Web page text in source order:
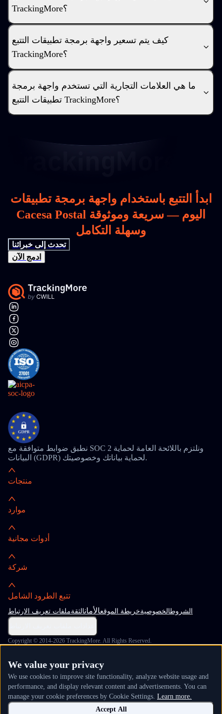
TrackingMore؟
كيف يتم تسعير واجهة برمجة تطبيقات التتبع
TrackingMore؟
ما هي العلامات التجارية التي تستخدم واجهة برمجة
تطبيقات التتبع TrackingMore؟
ابدأ التتبع باستخدام واجهة برمجة تطبيقات
Cacesa Postal اليوم — سريعة وموثوقة
وسهلة التكامل
تحدث إلى خبرائنا
ادمج الآن
نطبق ضوابط متوافقة مع SOC 2 ونلتزم باللائحة العامة لحماية
البيانات (GDPR) لحماية بياناتك وخصوصيتك.
منتجات
موارد
أدوات مجانية
شركة
تتبع الطرود الشامل
الشروطالخصوصيةخريطة الموقعالأمانالثقةملفات تعريف الارتباط
Copyright © 2014-2026 TrackingMore. All Rights Reserved.
We value your privacy
We use cookies to improve site functionality, analyze website usage and
performance, and display relevant content and advertisements. You can
manage your cookie preferences by Cookie Settings. Learn more.
Accept All